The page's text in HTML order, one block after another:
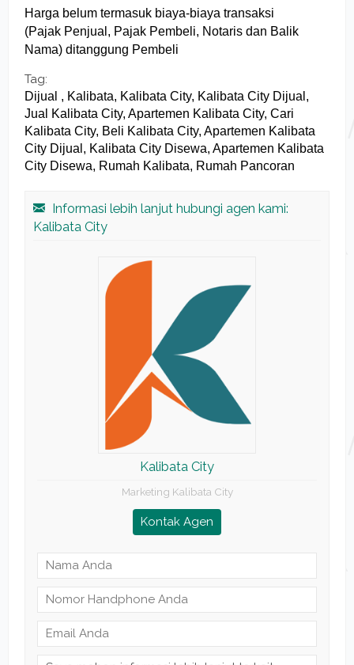
Harga belum termasuk biaya-biaya transaksi
(Pajak Penjual, Pajak Pembeli, Notaris dan Balik
Nama) ditanggung Pembeli
Tag:
Dijual , Kalibata, Kalibata City, Kalibata City Dijual,
Jual Kalibata City, Apartemen Kalibata City, Cari
Kalibata City, Beli Kalibata City, Apartemen Kalibata
City Dijual, Kalibata City Disewa, Apartemen Kalibata
City Disewa, Rumah Kalibata, Rumah Pancoran
Informasi lebih lanjut hubungi agen kami:
Kalibata City
Kalibata City
Marketing Kalibata City
Kontak Agen